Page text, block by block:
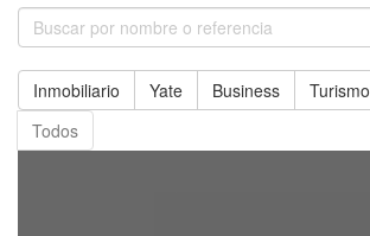
Inmobiliario Yate Business Turismo
Todos